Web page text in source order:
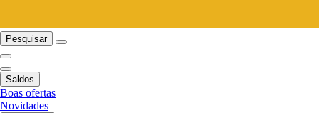
Pesquisar
Saldos
Boas ofertas
Novidades